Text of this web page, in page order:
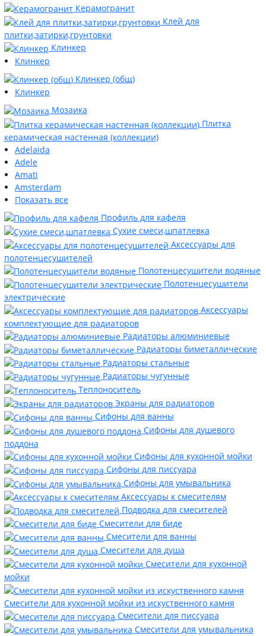
Керамогранит
Клей для
плитки,затирки,грунтовки
Клинкер
Клинкер
Клинкер (общ)
Клинкер
Мозаика
Плитка
керамическая настенная (коллекции)
Adelaida
Adele
Amati
Amsterdam
Показать все
Профиль для кафеля
Сухие смеси,шпатлевка
Аксессуары для
полотенцесушителей
Полотенцесушители водяные
Полотенцесушители
электрические
Аксессуары
комплектующие для радиаторов
Радиаторы алюминиевые
Радиаторы биметаллические
Радиаторы стальные
Радиаторы чугунные
Теплоноситель
Экраны для радиаторов
Сифоны для ванны
Сифоны для душевого
поддона
Сифоны для кухонной мойки
Сифоны для писсуара
Сифоны для умывальника
Аксессуары к смесителям
Подводка для смесителей
Смесители для биде
Смесители для ванны
Смесители для душа
Смесители для кухонной
мойки
Смесители для кухонной мойки из искуственного камня
Смесители для писсуара
Смесители для умывальника